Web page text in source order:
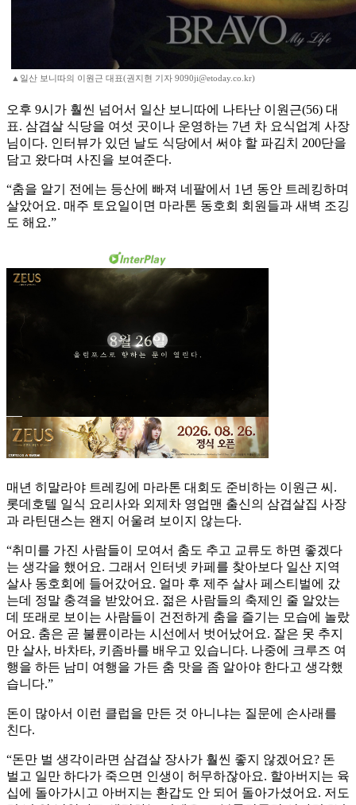
▲일산 보니따의 이원근 대표(권지현 기자 9090ji@etoday.co.kr)
오후 9시가 훨씬 넘어서 일산 보니따에 나타난 이원근(56) 대
표. 삼겹살 식당을 여섯 곳이나 운영하는 7년 차 요식업계 사장
님이다. 인터뷰가 있던 날도 식당에서 써야 할 파김치 200단을
담고 왔다며 사진을 보여준다.
“춤을 알기 전에는 등산에 빠져 네팔에서 1년 동안 트레킹하며
살았어요. 매주 토요일이면 마라톤 동호회 회원들과 새벽 조깅
도 해요.”
매년 히말라야 트레킹에 마라톤 대회도 준비하는 이원근 씨.
롯데호텔 일식 요리사와 외제차 영업맨 출신의 삼겹살집 사장
과 라틴댄스는 왠지 어울려 보이지 않는다.
“취미를 가진 사람들이 모여서 춤도 추고 교류도 하면 좋겠다
는 생각을 했어요. 그래서 인터넷 카페를 찾아보다 일산 지역
살사 동호회에 들어갔어요. 얼마 후 제주 살사 페스티벌에 갔
는데 정말 충격을 받았어요. 젊은 사람들의 축제인 줄 알았는
데 또래로 보이는 사람들이 건전하게 춤을 즐기는 모습에 놀랐
어요. 춤은 곧 불륜이라는 시선에서 벗어났어요. 잘은 못 추지
만 살사, 바차타, 키좀바를 배우고 있습니다. 나중에 크루즈 여
행을 하든 남미 여행을 가든 춤 맛을 좀 알아야 한다고 생각했
습니다.”
돈이 많아서 이런 클럽을 만든 것 아니냐는 질문에 손사래를
친다.
“돈만 벌 생각이라면 삼겹살 장사가 훨씬 좋지 않겠어요? 돈
벌고 일만 하다가 죽으면 인생이 허무하잖아요. 할아버지는 육
십에 돌아가시고 아버지는 환갑도 안 되어 돌아가셨어요. 저도